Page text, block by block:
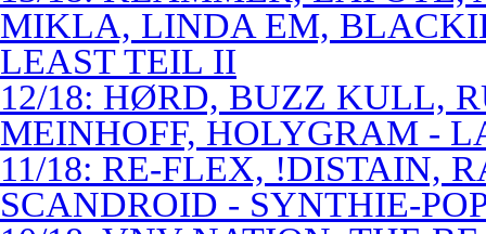
MIKLA, LINDA EM,
LEAST TEIL II
12/18: HØRD, BUZZ KULL,
MEINHOFF, HOLYGRAM -
11/18: RE-FLEX, !DISTAIN,
SCANDROID - SYNTHIE-